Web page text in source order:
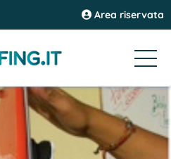
Area riservata